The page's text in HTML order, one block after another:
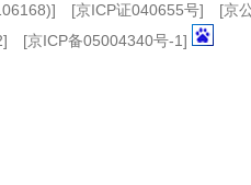
] [京ICP证040655号] [京
[京ICP备05004340号-1]